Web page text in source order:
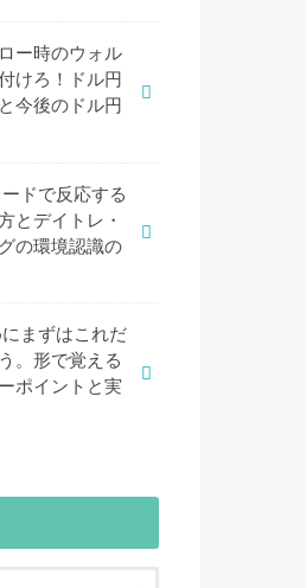
ー時のウォル
けろ！ドル円
今後のドル円
ドで反応する
とデイトレ・
の環境認識の
まずはこれだ
。形で覚える
ポイントと実